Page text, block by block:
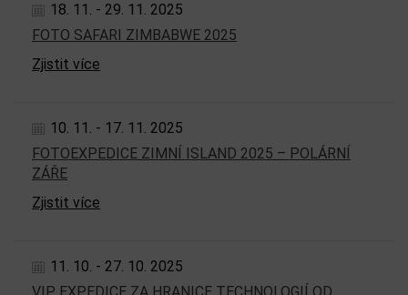
18. 11. - 29. 11. 2025
FOTO SAFARI ZIMBABWE 2025
Zjistit více
10. 11. - 17. 11. 2025
FOTOEXPEDICE ZIMNÍ ISLAND 2025 – POLÁRNÍ
ZÁŘE
Zjistit více
11. 10. - 27. 10. 2025